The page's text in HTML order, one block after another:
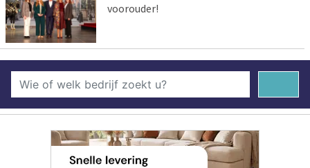
voorouder!